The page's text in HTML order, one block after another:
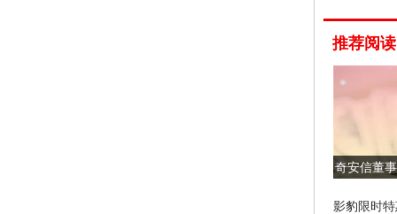
推荐阅读
奇安信董
影豹限时